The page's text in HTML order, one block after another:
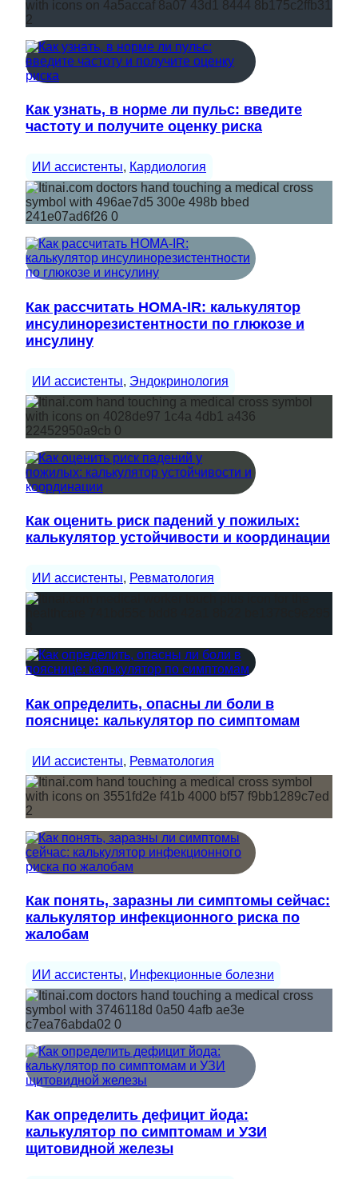
Как узнать, в норме ли пульс: введите
частоту и получите оценку риска
ИИ ассистенты, Кардиология
Как рассчитать HOMA-IR: калькулятор
инсулинорезистентности по глюкозе и
инсулину
ИИ ассистенты, Эндокринология
Как оценить риск падений у пожилых:
калькулятор устойчивости и координации
ИИ ассистенты, Ревматология
Как определить, опасны ли боли в
пояснице: калькулятор по симптомам
ИИ ассистенты, Ревматология
Как понять, заразны ли симптомы сейчас:
калькулятор инфекционного риска по
жалобам
ИИ ассистенты, Инфекционные болезни
Как определить дефицит йода:
калькулятор по симптомам и УЗИ
щитовидной железы